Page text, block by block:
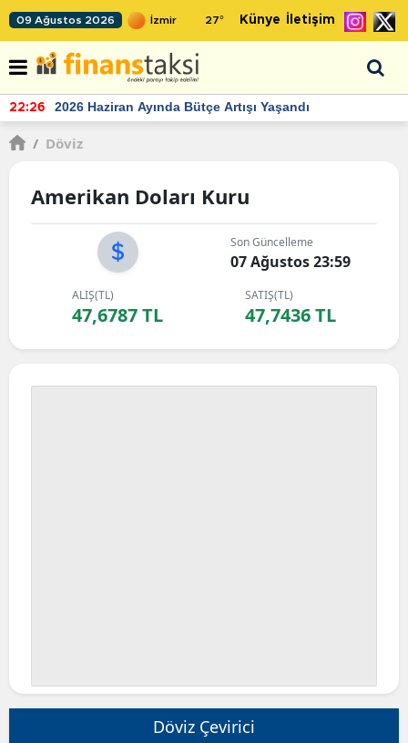
09 Ağustos 2026 27° Künye İletişim
22:26 2026 Haziran Ayında Bütçe Artışı Yaşandı
/ Döviz
Amerikan Doları Kuru
Son Güncelleme
07 Ağustos 23:59
ALIŞ(TL)
47,6787 TL
SATIŞ(TL)
47,7436 TL
Döviz Çevirici